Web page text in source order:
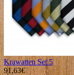
Krawatten Set 5
91,63€